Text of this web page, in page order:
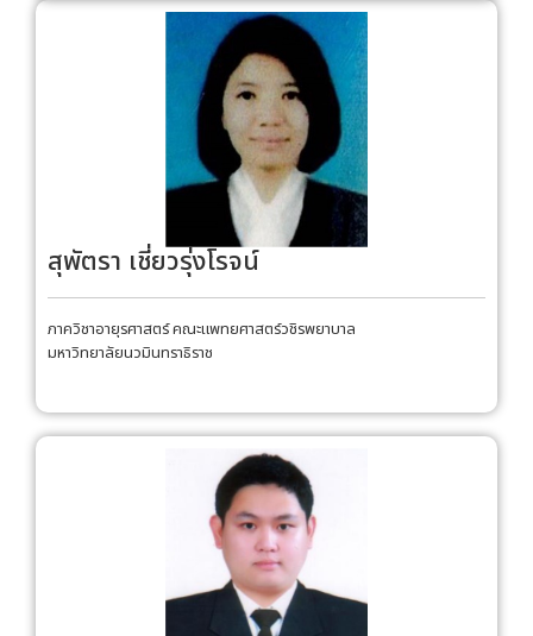
สุพัตรา เชี่ยวรุ่งโรจน์
ภาควิชาอายุรศาสตร์ คณะแพทยศาสตร์วชิรพยาบาล
มหาวิทยาลัยนวมินทราธิราช